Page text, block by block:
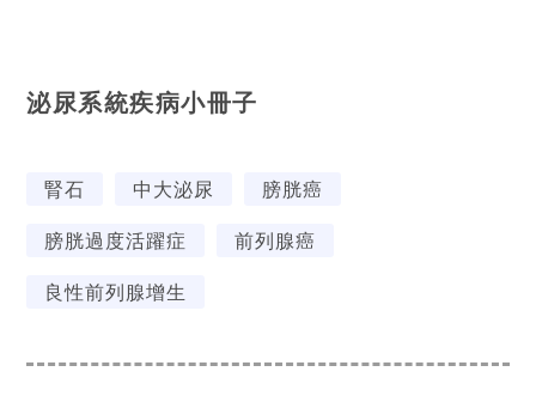
泌尿系統疾病小冊子
腎石 中大泌尿
膀胱癌
膀胱過度活躍症
前列腺癌
良性前列腺增生